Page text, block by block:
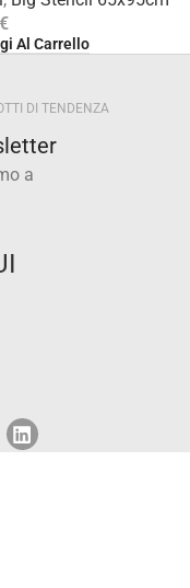
€
Al Carrello
DI TENDENZA
a